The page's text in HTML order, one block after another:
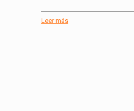
Leer más